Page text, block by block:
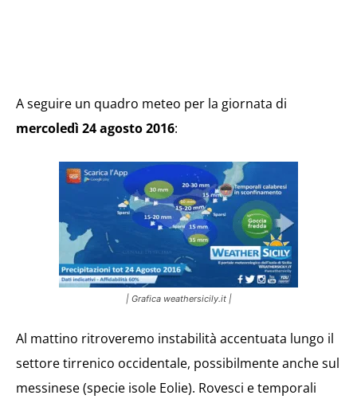
A seguire un quadro meteo per la giornata di
mercoledì 24 agosto 2016:
| Grafica weathersicily.it |
Al mattino ritroveremo instabilità accentuata lungo il
settore tirrenico occidentale, possibilmente anche sul
messinese (specie isole Eolie). Rovesci e temporali